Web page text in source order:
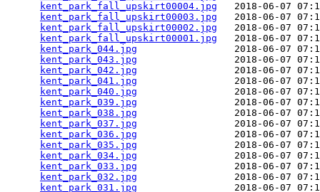
kent_park_fall_upskirt00004.jpg
2018-06-07
kent_park_fall_upskirt00003.jpg
2018-06-07
kent_park_fall_upskirt00002.jpg
2018-06-07
kent_park_fall_upskirt00001.jpg
2018-06-07
kent_park_044.jpg
2018-06-07
kent_park_043.jpg
2018-06-07
kent_park_042.jpg
2018-06-07
kent_park_041.jpg
2018-06-07
kent_park_040.jpg
2018-06-07
kent_park_039.jpg
2018-06-07
kent_park_038.jpg
2018-06-07
kent_park_037.jpg
2018-06-07
kent_park_036.jpg
2018-06-07
kent_park_035.jpg
2018-06-07
kent_park_034.jpg
2018-06-07
kent_park_033.jpg
2018-06-07
kent_park_032.jpg
2018-06-07
kent_park_031.jpg
2018-06-07